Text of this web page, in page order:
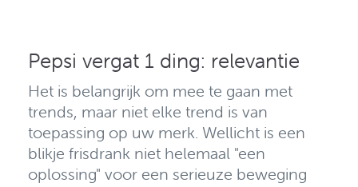
Pepsi vergat 1 ding: relevantie
Het is belangrijk om mee te gaan met
trends, maar niet elke trend is van
toepassing op uw merk. Wellicht is een
blikje frisdrank niet helemaal "een
oplossing" voor een serieuze beweging